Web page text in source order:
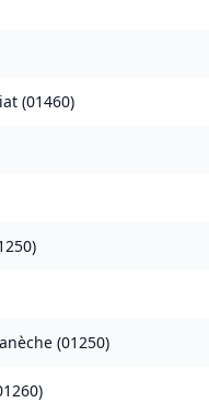
(01460)
)
(01250)
)